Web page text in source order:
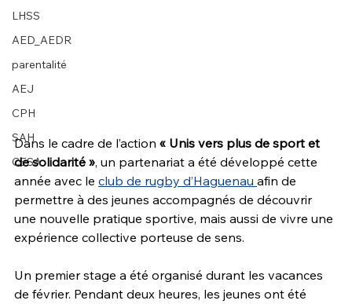
LHSS
AED_AEDR
parentalité
AEJ
CPH
SAH
CESA
Dans le cadre de l’action « Unis vers plus de sport et
de solidarité », un partenariat a été développé cette
année avec le club de rugby d’Haguenau afin de
permettre à des jeunes accompagnés de découvrir
une nouvelle pratique sportive, mais aussi de vivre une
expérience collective porteuse de sens.
Un premier stage a été organisé durant les vacances
de février. Pendant deux heures, les jeunes ont été